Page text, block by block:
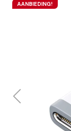
AANBIEDING!